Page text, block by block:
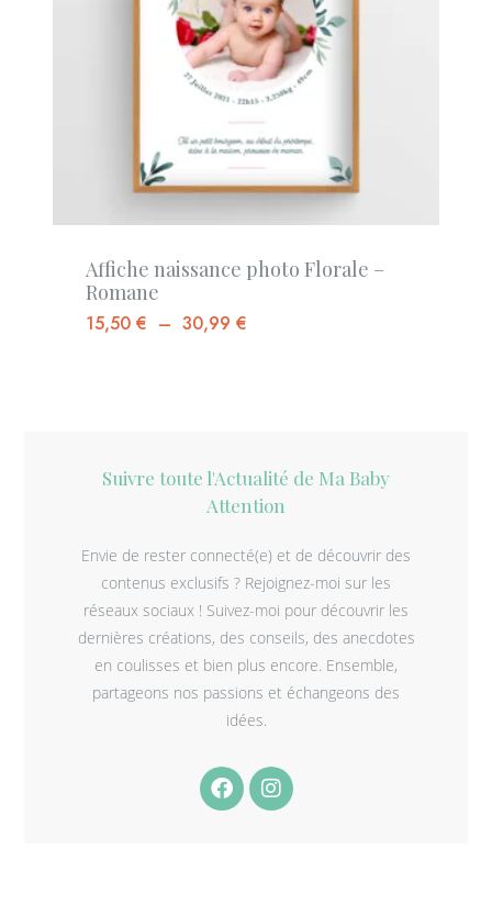
Affiche naissance photo Florale –
Romane
15,50€ – 30,99€
Suivre toute l'Actualité de Ma Baby
Attention
Envie de rester connecté(e) et de découvrir des
contenus exclusifs ? Rejoignez-moi sur les
réseaux sociaux ! Suivez-moi pour découvrir les
dernières créations, des conseils, des anecdotes
en coulisses et bien plus encore. Ensemble,
partageons nos passions et échangeons des
idées.